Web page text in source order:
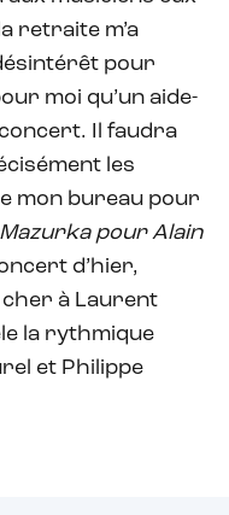
retraite m’a
pour
moi qu’un aide-
Il faudra
les
mon bureau pour
Mazurka pour Alain
d’hier,
cher à Laurent
la rythmique
et Philippe